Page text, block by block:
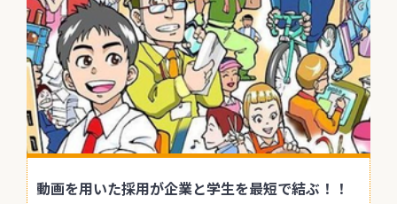
動画を用いた採用が企業と学生を最短で結ぶ！！